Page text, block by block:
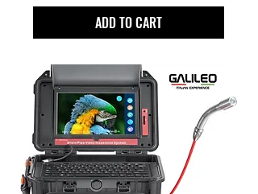
ADD TO CART